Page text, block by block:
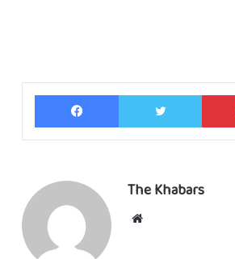
Facebook Twitter
The Khabars
Website